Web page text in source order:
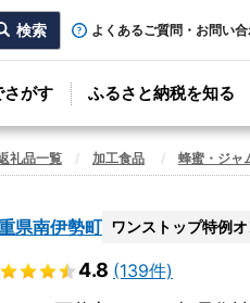
よくあるご質問・お問い
さがす ふるさと納税を知る
礼品一覧 加工食品 蜂蜜・ジャ
県南伊勢町 ワンストップ特例
4.8 (139件)